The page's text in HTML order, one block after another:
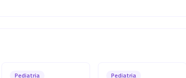
Pediatria Pediatria